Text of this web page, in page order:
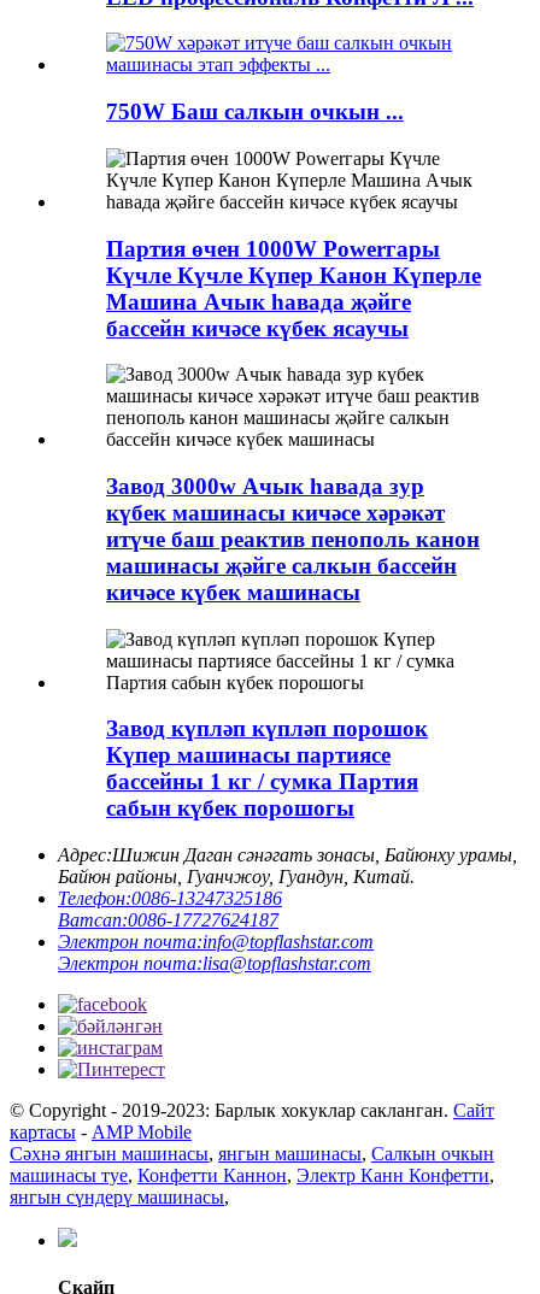
750W Баш салкын очкын ...
Партия өчен 1000W Powerгары
Күчле Күчле Күпер Канон Күперле
Машина Ачык һавада җәйге
бассейн кичәсе күбек ясаучы
Завод 3000w Ачык һавада зур
күбек машинасы кичәсе хәрәкәт
итүче баш реактив пенополь канон
машинасы җәйге салкын бассейн
кичәсе күбек машинасы
Завод күпләп күпләп порошок
Күпер машинасы партиясе
бассейны 1 кг / сумка Партия
сабын күбек порошогы
Адрес:Шижин Даган сәнәгать зонасы, Байюнху урамы,
Байюн районы, Гуанчжоу, Гуандун, Китай.
Телефон:0086-13247325186
Ватсап:0086-17727624187
Электрон почта:info@topflashstar.com
Электрон почта:lisa@topflashstar.com
© Copyright - 2019-2023: Барлык хокуклар сакланган. Сайт
картасы - AMP Mobile
Сәхнә янгын машинасы, янгын машинасы, Салкын очкын
машинасы туе, Конфетти Каннон, Электр Канн Конфетти,
янгын сүндерү машинасы,
Скайп